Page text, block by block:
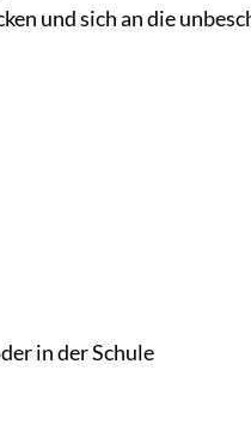
und sich an die
in der Schule